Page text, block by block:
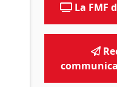
La FMF